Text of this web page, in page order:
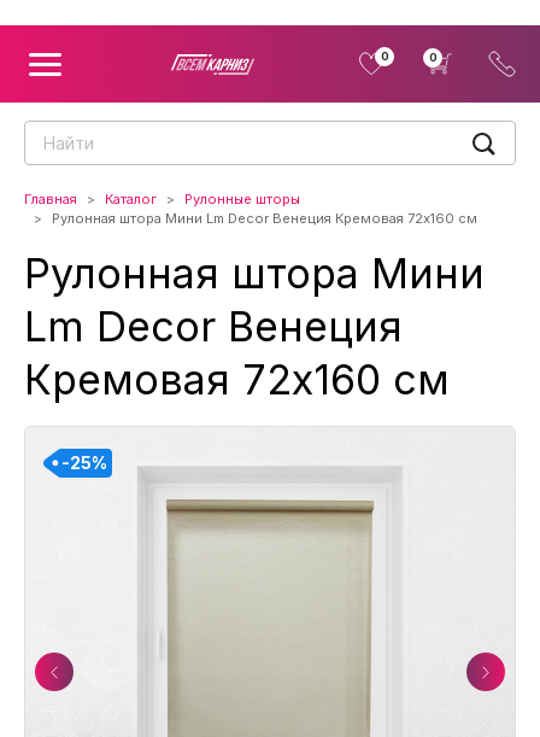
0 0
Главная Каталог
Рулонные шторы
Рулонная штора Мини Lm Decor Венеция Кремовая 72x160 см
Рулонная штора Мини
Lm Decor Венеция
Кремовая 72x160 см
Previous
-25%
-25%
-25%
-25%
-25%
-25%
-25%
-25%
-25%
-25%
-25%
Next